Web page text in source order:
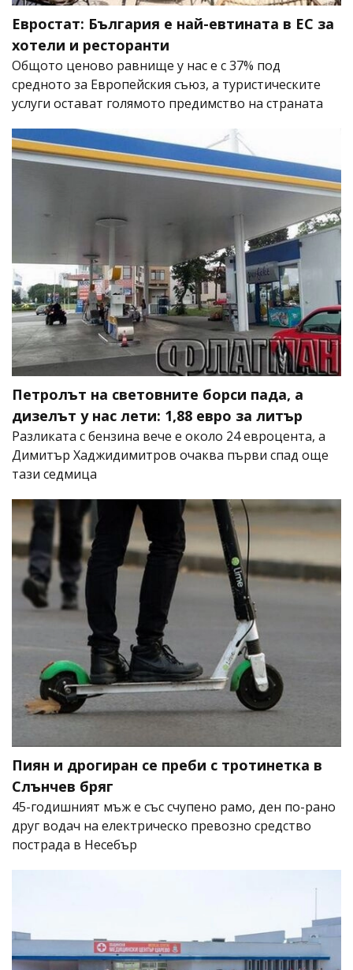
Евростат: България е най-евтината в ЕС за
хотели и ресторанти
Общото ценово равнище у нас е с 37% под
средното за Европейския съюз, а туристическите
услуги остават голямото предимство на страната
Петролът на световните борси пада, а
дизелът у нас лети: 1,88 евро за литър
Разликата с бензина вече е около 24 евроцента, а
Димитър Хаджидимитров очаква първи спад още
тази седмица
Пиян и дрогиран се преби с тротинетка в
Слънчев бряг
45-годишният мъж е със счупено рамо, ден по-рано
друг водач на електрическо превозно средство
пострада в Несебър